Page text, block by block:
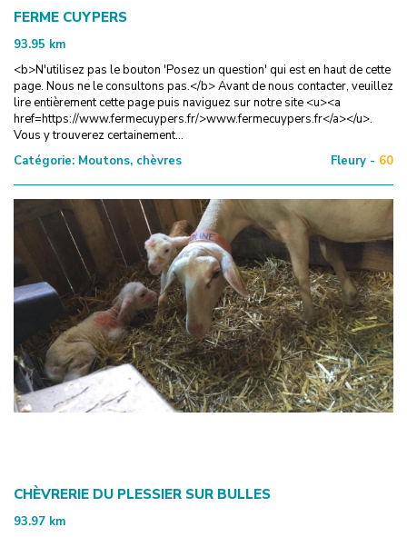
FERME CUYPERS
93.95 km
<b>N'utilisez pas le bouton 'Posez un question' qui est en haut de cette
page. Nous ne le consultons pas.</b> Avant de nous contacter, veuillez
lire entièrement cette page puis naviguez sur notre site <u><a
href=https://www.fermecuypers.fr/>www.fermecuypers.fr</a></u>.
Vous y trouverez certainement...
Catégorie: Moutons, chèvres Fleury - 60
CHÈVRERIE DU PLESSIER SUR BULLES
93.97 km